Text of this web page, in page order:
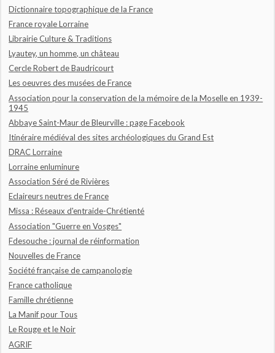
Dictionnaire topographique de la France
France royale Lorraine
Librairie Culture & Traditions
Lyautey, un homme, un château
Cercle Robert de Baudricourt
Les oeuvres des musées de France
Association pour la conservation de la mémoire de la Moselle en 1939-
1945
Abbaye Saint-Maur de Bleurville : page Facebook
Itinéraire médiéval des sites archéologiques du Grand Est
DRAC Lorraine
Lorraine enluminure
Association Séré de Rivières
Eclaireurs neutres de France
Missa : Réseaux d'entraide-Chrétienté
Association "Guerre en Vosges"
Fdesouche : journal de réinformation
Nouvelles de France
Société française de campanologie
France catholique
Famille chrétienne
La Manif pour Tous
Le Rouge et le Noir
AGRIF